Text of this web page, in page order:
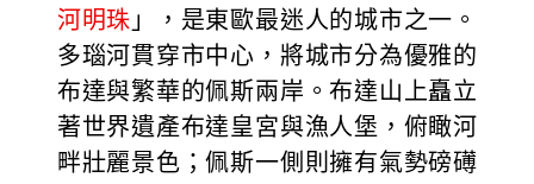
河明珠 」，是東歐最迷人的城市之一。
多瑙河貫穿市中心，將城市分為優雅的
布達與繁華的佩斯兩岸。布達山上矗立
著世界遺產布達皇宮與漁人堡，俯瞰河
畔壯麗景色；佩斯一側則擁有氣勢磅礡